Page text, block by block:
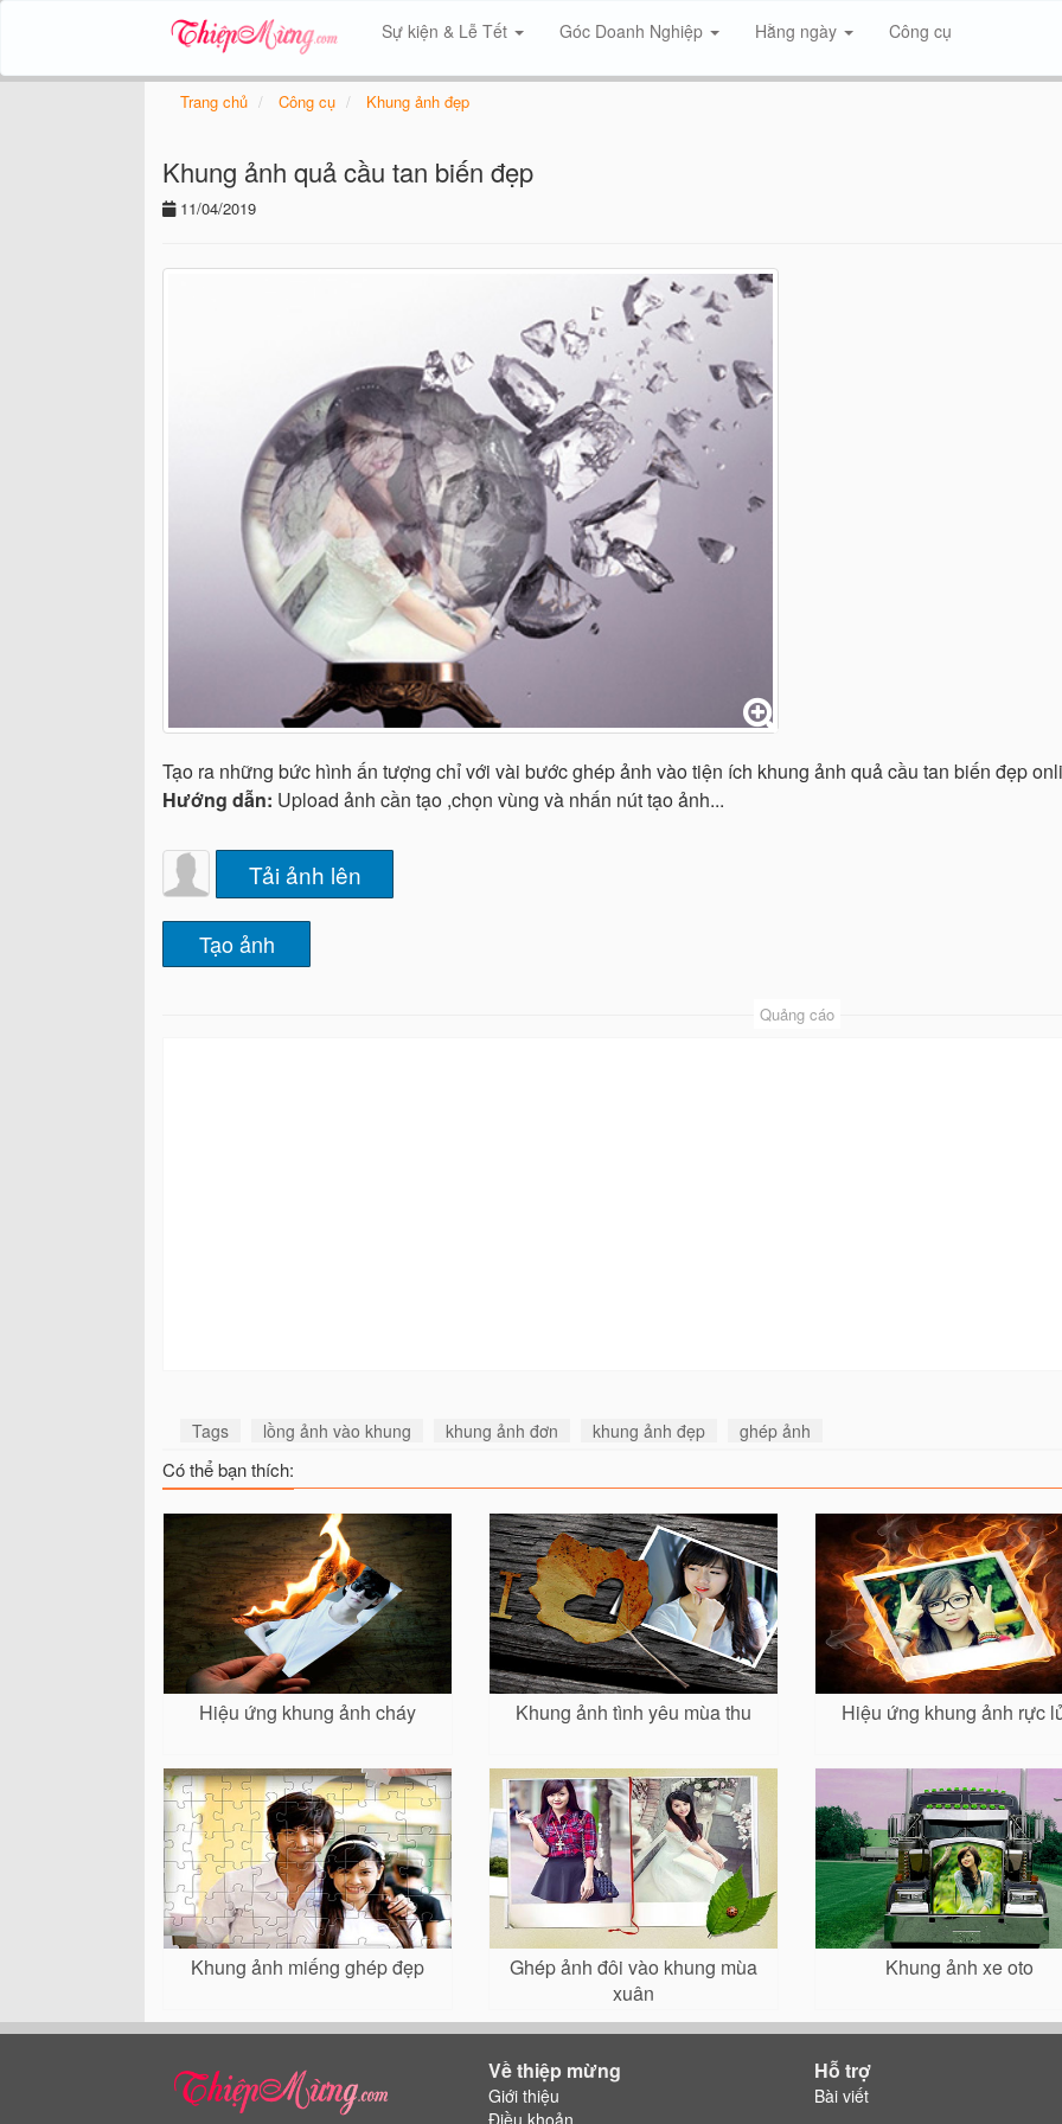
Sự kiện & Lễ Tết Góc Doanh Nghiệp Hằng ngày Công cụ
Trang chủ Công cụ Khung ảnh đẹp
Khung ảnh quả cầu tan biến đẹp
11/04/2019
Tạo ra những bức hình ấn tượng chỉ với vài bước ghép ảnh vào tiện ích khung ảnh quả cầu tan biến đẹp
Hướng dẫn: Upload ảnh cần tạo ,chọn vùng và nhấn nút tạo ảnh...
Tải ảnh lên
Quảng cáo
Tags lồng ảnh vào khung khung ảnh đơn khung ảnh đẹp ghép ảnh
Có thể bạn thích:
Hiệu ứng khung ảnh cháy Khung ảnh tình yêu mùa thu Hiệu ứng khung ảnh rực
Khung ảnh miếng ghép đẹp
Ghép ảnh đôi vào khung mùa
xuân
Khung ảnh xe oto
Về thiệp mừng
Giới thiệu
Điều khoản
Hỗ trợ
Bài viết